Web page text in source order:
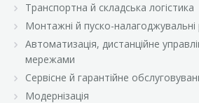
«Малинка»
«Марс»
«Оптовичок»
Транспортна й складська логістика
Монтажні й пуско-
Автоматизація, дистанційне
мережами
Сервісне й гарантійне
Модернізація